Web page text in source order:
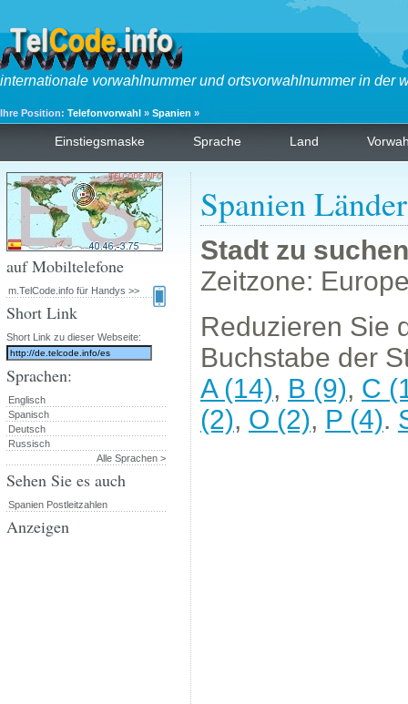
internationale vorwahlnummer und ortsvorwahlnummer in der
Ihre Position: Telefonvorwahl » Spanien »
Einstiegsmaske Sprache Land
Spanien
Stadt zu suchen
Zeitzone:
Reduzieren Sie
Buchstabe der
A (14), B (9), C
(2), O (2), P (4).
auf Mobiltelefone
m.TelCode.info für Handys >>
Short Link
Short Link zu dieser Webseite:
Sprachen:
Englisch
Spanisch
Deutsch
Russisch
Alle Sprachen >
Sehen Sie es auch
Spanien Postleitzahlen
Anzeigen